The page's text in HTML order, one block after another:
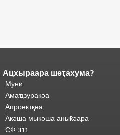
Ацхыраара шәҭахума?
Муни
Амаҵзурақәа
Апроектқәа
Акәша-мыкәша аныҟәара
СФ 311